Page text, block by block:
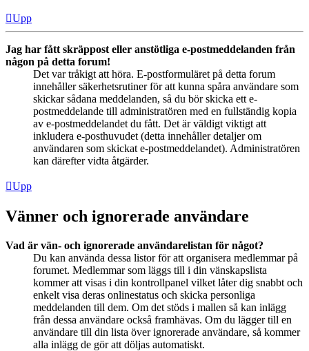
Upp
Jag har fått skräppost eller anstötliga e-postmeddelanden från
någon på detta forum!
Det var tråkigt att höra. E-postformuläret på detta forum
innehåller säkerhetsrutiner för att kunna spåra användare som
skickar sådana meddelanden, så du bör skicka ett e-
postmeddelande till administratören med en fullständig kopia
av e-postmeddelandet du fått. Det är väldigt viktigt att
inkludera e-posthuvudet (detta innehåller detaljer om
användaren som skickat e-postmeddelandet). Administratören
kan därefter vidta åtgärder.
Upp
Vänner och ignorerade användare
Vad är vän- och ignorerade användarelistan för något?
Du kan använda dessa listor för att organisera medlemmar på
forumet. Medlemmar som läggs till i din vänskapslista
kommer att visas i din kontrollpanel vilket låter dig snabbt och
enkelt visa deras onlinestatus och skicka personliga
meddelanden till dem. Om det stöds i mallen så kan inlägg
från dessa användare också framhävas. Om du lägger till en
användare till din lista över ignorerade användare, så kommer
alla inlägg de gör att döljas automatiskt.